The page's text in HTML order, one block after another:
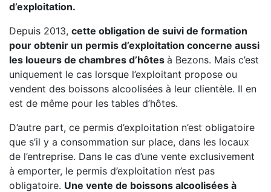
d’exploitation.
Depuis 2013, cette obligation de suivi de formation
pour obtenir un permis d’exploitation concerne aussi
les loueurs de chambres d’hôtes à Bezons. Mais c’est
uniquement le cas lorsque l’exploitant propose ou
vendent des boissons alcoolisées à leur clientèle. Il en
est de même pour les tables d’hôtes.
D’autre part, ce permis d’exploitation n’est obligatoire
que s’il y a consommation sur place, dans les locaux
de l’entreprise. Dans le cas d’une vente exclusivement
à emporter, le permis d’exploitation n’est pas
obligatoire. Une vente de boissons alcoolisées à